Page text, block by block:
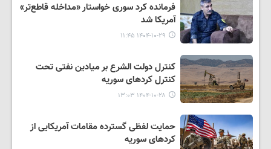
فرمانده کرد سوری خواستار «مداخله قاطع‌تر»
آمریکا شد
۱۴۰۴-۱۰-۲۹ ۱۱:۴۵
کنترل دولت الشرع بر میادین نفتی تحت
کنترل کردهای سوریه
۱۴۰۴-۱۰-۲۸ ۱۳:۰۳
حمایت لفظی گسترده مقامات آمریکایی از
کردهای سوریه